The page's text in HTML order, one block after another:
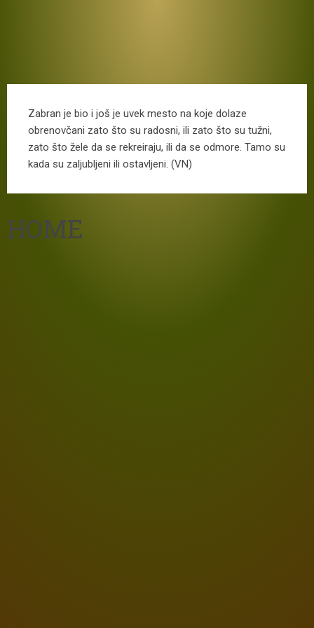
Zabran je bio i još je uvek mesto na koje dolaze
obrenovčani zato što su radosni, ili zato što su tužni,
zato što žele da se rekreiraju, ili da se odmore. Tamo su
kada su zaljubljeni ili ostavljeni. (VN)
HOME